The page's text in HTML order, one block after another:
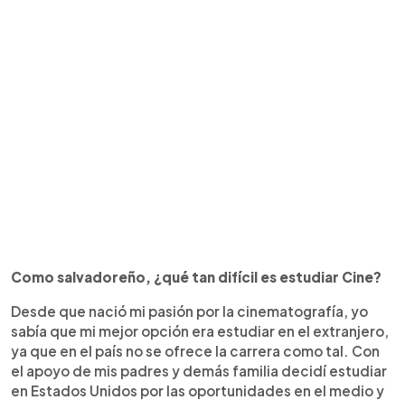
Como salvadoreño, ¿qué tan difícil es estudiar Cine?
Desde que nació mi pasión por la cinematografía, yo
sabía que mi mejor opción era estudiar en el extranjero,
ya que en el país no se ofrece la carrera como tal. Con
el apoyo de mis padres y demás familia decidí estudiar
en Estados Unidos por las oportunidades en el medio y